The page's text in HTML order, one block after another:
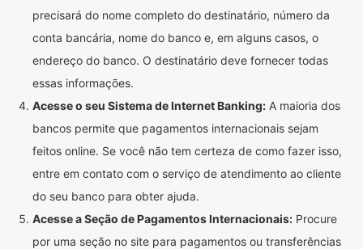
precisará do nome completo do destinatário, número da
conta bancária, nome do banco e, em alguns casos, o
endereço do banco. O destinatário deve fornecer todas
essas informações.
Acesse o seu Sistema de Internet Banking: A maioria dos
bancos permite que pagamentos internacionais sejam
feitos online. Se você não tem certeza de como fazer isso,
entre em contato com o serviço de atendimento ao cliente
do seu banco para obter ajuda.
Acesse a Seção de Pagamentos Internacionais: Procure
por uma seção no site para pagamentos ou transferências